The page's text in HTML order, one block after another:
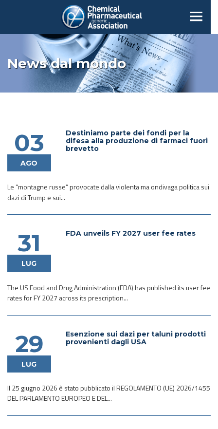
News dal mondo
03
AGO
Destiniamo parte dei fondi per la
difesa alla produzione di farmaci fuori
brevetto
Le “montagne russe” provocate dalla violenta ma ondivaga politica sui
dazi di Trump e sui...
31
LUG
FDA unveils FY 2027 user fee rates
The US Food and Drug Administration (FDA) has published its user fee
rates for FY 2027 across its prescription...
29
LUG
Esenzione sui dazi per taluni prodotti
provenienti dagli USA
Il 25 giugno 2026 è stato pubblicato il REGOLAMENTO (UE) 2026/1455
DEL PARLAMENTO EUROPEO E DEL...